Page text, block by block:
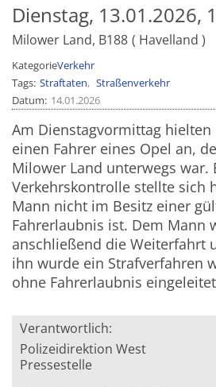
Dienstag, 13.01.2026,
Milower Land, B188 Havelland
KategorieVerkehr
Tags Straftaten
Straßenverkehr
Datum 14.01.2026
Am Dienstagvormittag hielten
einen Fahrer eines Opel an,
Milower Land unterwegs war.
Verkehrskontrolle stellte sich
Mann nicht im Besitz einer
Fahrerlaubnis ist. Dem Mann
anschließend die Weiterfahrt
ihn wurde ein Strafverfahren
ohne Fahrerlaubnis
Verantwortlich:
Polizeidirektion West
Pressestelle